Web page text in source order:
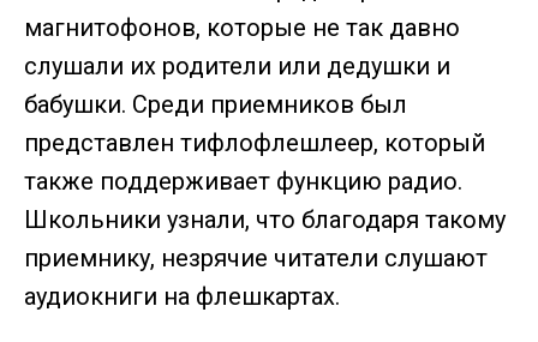
магнитофонов, которые не так давно
слушали их родители или дедушки и
бабушки. Среди приемников был
представлен тифлофлешлеер, который
также поддерживает функцию радио.
Школьники узнали, что благодаря такому
приемнику, незрячие читатели слушают
аудиокниги на флешкартах.